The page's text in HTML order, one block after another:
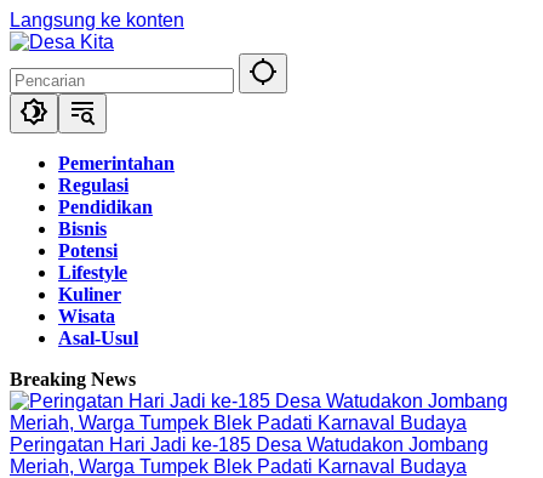
Langsung ke konten
Pemerintahan
Regulasi
Pendidikan
Bisnis
Potensi
Lifestyle
Kuliner
Wisata
Asal-Usul
Breaking News
Peringatan Hari Jadi ke-185 Desa Watudakon Jombang
Meriah, Warga Tumpek Blek Padati Karnaval Budaya